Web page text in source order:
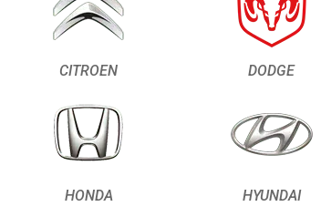
CITROEN DODGE
HONDA HYUNDAI